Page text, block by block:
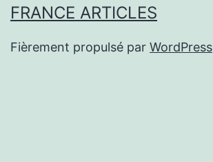
FRANCE ARTICLES
Fièrement propulsé par WordPress